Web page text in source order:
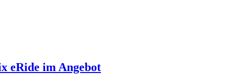
eRide im Angebot